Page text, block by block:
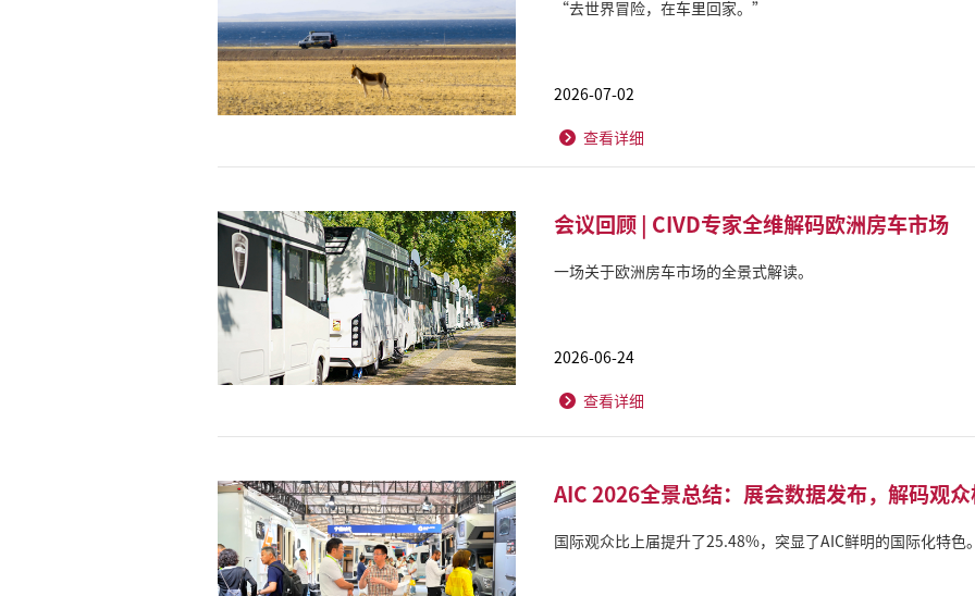
“去世界冒险，在车里回家。”
2026-07-02
查看详细
会议回顾 | CIVD专家全维解码欧洲房车市场
一场关于欧洲房车市场的全景式解读。
2026-06-24
查看详细
AIC 2026全景总结：展会数据发布，解码观
国际观众比上届提升了25.48%，突显了AIC鲜明的国际化特色